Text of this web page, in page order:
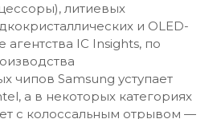
литиевых
и OLED-
IC Insights, по
чипов Samsung уступает
а в некоторых категориях
с колоссальным отрывом —